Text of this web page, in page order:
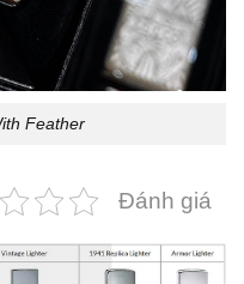
Feather
Đánh giá